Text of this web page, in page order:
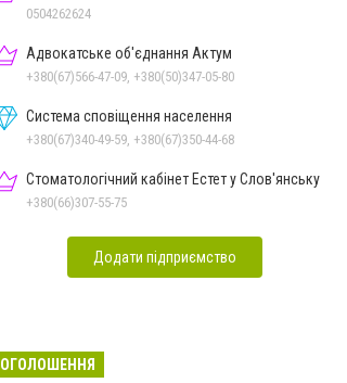
0504262624
Адвокатське об'єднання Актум
+380(67)566-47-09, +380(50)347-05-80
Система сповіщення населення
+380(67)340-49-59, +380(67)350-44-68
Стоматологічний кабінет Естет у Слов'янську
+380(66)307-55-75
Додати підприємство
ОГОЛОШЕННЯ